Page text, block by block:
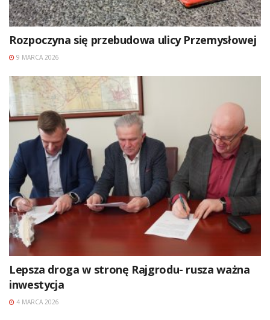
Rozpoczyna się przebudowa ulicy Przemysłowej
9 MARCA 2026
Lepsza droga w stronę Rajgrodu- rusza ważna
inwestycja
4 MARCA 2026